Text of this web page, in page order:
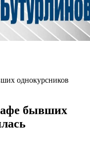
однокурсников
бывших